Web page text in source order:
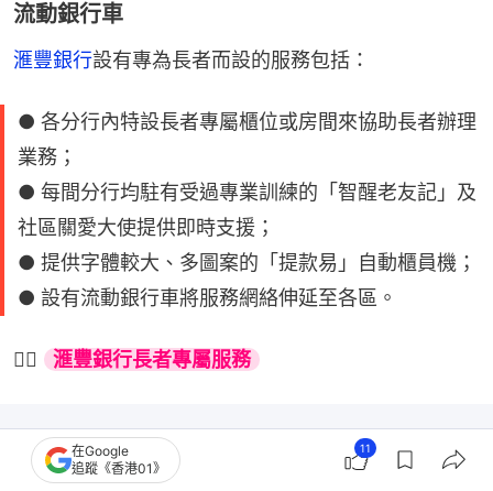
流動銀行車
滙豐銀行設有專為長者而設的服務包括：
● 各分行內特設長者專屬櫃位或房間來協助長者辦理
業務；
● 每間分行均駐有受過專業訓練的「智醒老友記」及
社區關愛大使提供即時支援；
● 提供字體較大、多圖案的「提款易」自動櫃員機；
● 設有流動銀行車將服務網絡伸延至各區。
👉🏻 滙豐銀行長者專屬服務
在Google
追蹤《香港01》
11